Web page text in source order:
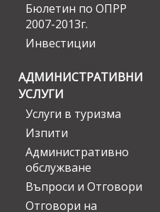
Бюлетин по ОПРР
2007-2013г.
Инвестиции
АДМИНИСТРАТИВНИ
УСЛУГИ
Услуги в туризма
Изпити
Административно
обслужване
Въпроси и Отговори
Отговори на